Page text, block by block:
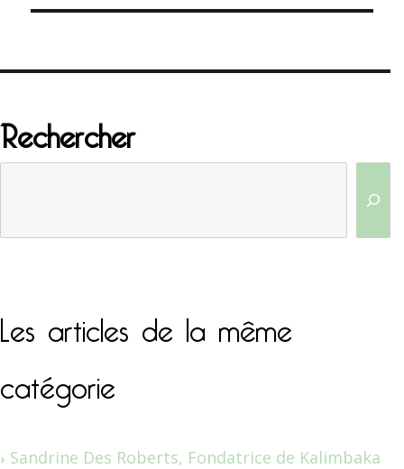
Rechercher
Les articles de la même
catégorie
Sandrine Des Roberts, Fondatrice de Kalimbaka